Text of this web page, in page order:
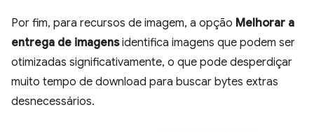
Por fim, para recursos de imagem, a opção Melhorar a
entrega de imagensidentifica imagens que podem ser
otimizadas significativamente, o que pode desperdiçar
muito tempo de download para buscar bytes extras
desnecessários.